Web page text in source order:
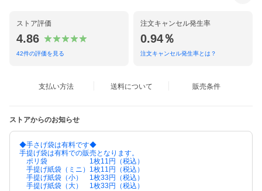
ストア評価
4.86
42件の評価を見る
注文キャンセル発生率
0.94％
注文キャンセル発生率とは？
支払い方法 送料について 販売条件
ストアからのお知らせ
◆手さげ袋は有料です◆
手提げ袋は有料での販売となります。
ポリ袋 1枚11円（税込）
手提げ紙袋（ミニ）1枚11円（税込）
手提げ紙袋（小） 1枚33円（税込）
手提げ紙袋（大） 1枚33円（税込）